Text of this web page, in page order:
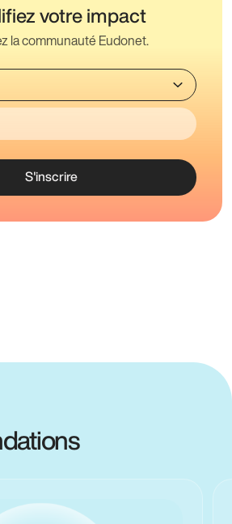
votre impact
la communauté Eudonet.
S'inscrire